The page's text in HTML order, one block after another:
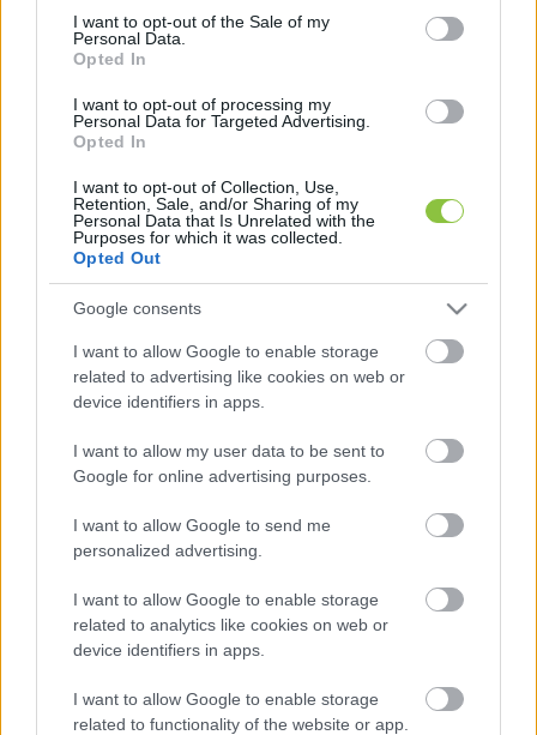
consent section.
I want to opt-out of the Sale of my
Personal Data.
Opted In
I want to opt-out of processing my
Personal Data for Targeted Advertising.
Opted In
I want to opt-out of Collection, Use,
Retention, Sale, and/or Sharing of my
Personal Data that Is Unrelated with the
Purposes for which it was collected.
Opted Out
Google consents
I want to allow Google to enable storage
related to advertising like cookies on web or
device identifiers in apps.
I want to allow my user data to be sent to
Google for online advertising purposes.
I want to allow Google to send me
personalized advertising.
I want to allow Google to enable storage
related to analytics like cookies on web or
device identifiers in apps.
I want to allow Google to enable storage
related to functionality of the website or app.
miniszter költségvetési politikáját bíráló
értékelések szerint az első harmadév eddigi
legrosszabb gyorsjelentése született: április
végére gyakorlatilag „kiürült az államkassza”, a
haladta meg a tavalyi azonos időszak adatát.
A helyzetet tovább árnyalja, hogy a
költségvetési számok több alkalommal is
módosultak és eltérő formában jelentek meg. Az
hiánnyal fogadták el, ezt később – bejelentéssel,
emelték. Az Európai Uniónak benyújtott EDP-
jelentésben pedig már 4745 milliárd forintos
hiánycél szerepelt.